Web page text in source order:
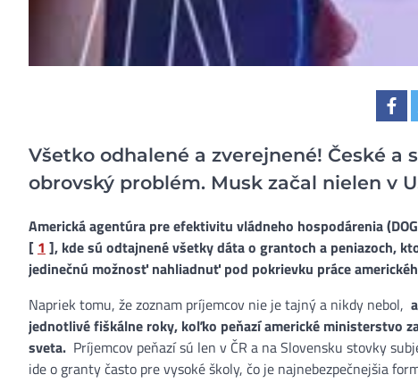
Všetko odhalené a zverejnené! České
obrovský problém. Musk začal nielen v
Americká agentúra pre efektivitu vládneho hospodárenia
[ 1 ], kde sú odtajnené všetky dáta o grantoch a peniazoch,
jedinečnú možnosť nahliadnuť pod pokrievku práce
Napriek tomu, že zoznam príjemcov nie je tajný a nikdy nebol,
jednotlivé fiškálne roky, koľko peňazí americké ministerstvo
sveta. Príjemcov peňazí sú len v ČR a na Slovensku stovky
ide o granty často pre vysoké školy, čo je najnebezpečnejšia